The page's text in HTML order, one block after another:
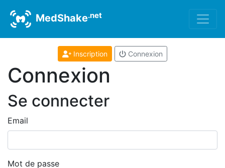
MedShake.net
Inscription Connexion
Connexion
Se connecter
Email
Mot de passe